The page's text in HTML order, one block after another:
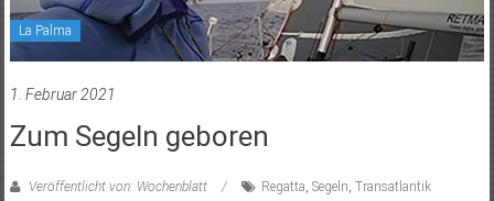
La Palma
1. Februar 2021
Zum Segeln geboren
Veröffentlicht von: Wochenblatt Regatta, Segeln, Transatlantik